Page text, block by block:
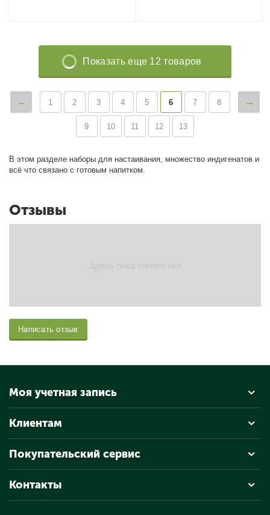
В этом разделе наборы для настаивания, множество индигенатов и
всё что связано с готовым напитком.
Показать еще 12 товаров
1 2 3 4 5 6 7 8
9 10 11 12 13
Отзывы
Здесь пока ничего нет
Написать отзыв
Моя учетная запись
Клиентам
Покупательский сервис
Контакты